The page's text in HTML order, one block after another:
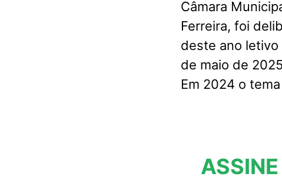
Câmara
Ferreira, foi
deste ano letivo
de maio de
Em 2024 o